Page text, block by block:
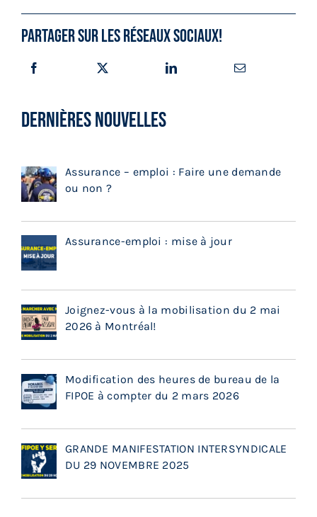
Partager sur les réseaux sociaux!
DERNIÈRES NOUVELLES
Assurance – emploi : Faire une demande
ou non ?
Assurance-emploi : mise à jour
Joignez-vous à la mobilisation du 2 mai
2026 à Montréal!
Modification des heures de bureau de la
FIPOE à compter du 2 mars 2026
GRANDE MANIFESTATION INTERSYNDICALE
DU 29 NOVEMBRE 2025